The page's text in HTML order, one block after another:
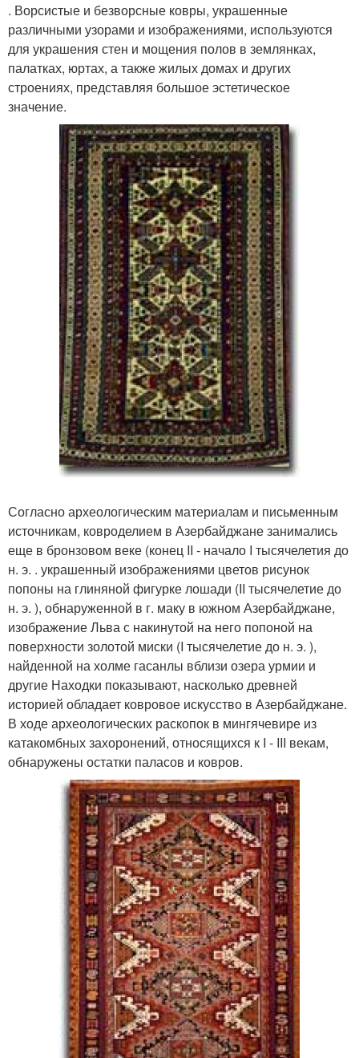
. Ворсистые и безворсные ковры, украшенные
различными узорами и изображениями, используются
для украшения стен и мощения полов в землянках,
палатках, юртах, а также жилых домах и других
строениях, представляя большое эстетическое
значение.
Согласно археологическим материалам и письменным
источникам, ковроделием в Азербайджане занимались
еще в бронзовом веке (конец II - начало I тысячелетия до
н. э. . украшенный изображениями цветов рисунок
попоны на глиняной фигурке лошади (II тысячелетие до
н. э. ), обнаруженной в г. маку в южном Азербайджане,
изображение Льва с накинутой на него попоной на
поверхности золотой миски (I тысячелетие до н. э. ),
найденной на холме гасанлы вблизи озера урмии и
другие Находки показывают, насколько древней
историей обладает ковровое искусство в Азербайджане.
В ходе археологических раскопок в мингячевире из
катакомбных захоронений, относящихся к I - III векам,
обнаружены остатки паласов и ковров.